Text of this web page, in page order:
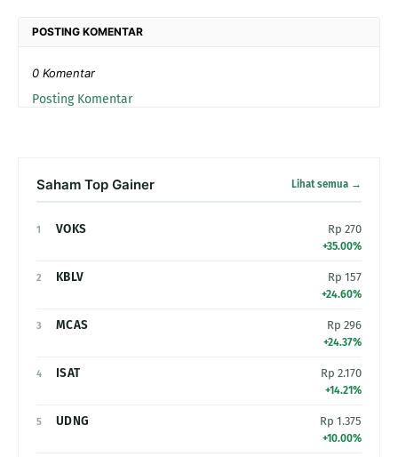
POSTING KOMENTAR
0 Komentar
Posting Komentar
Saham Top Gainer Lihat semua →
1 VOKS Rp 270
+35.00%
2 KBLV Rp 157
+24.60%
3 MCAS Rp 296
+24.37%
4 ISAT Rp 2.170
+14.21%
5 UDNG Rp 1.375
+10.00%